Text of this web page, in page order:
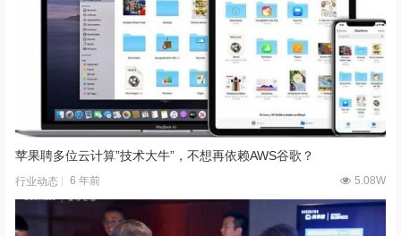
苹果聘多位云计算”技术大牛”，不想再依赖AWS谷歌？
行业动态 6 年前 5.08W